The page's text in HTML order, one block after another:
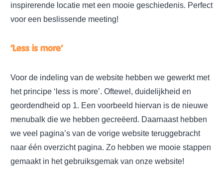
inspirerende locatie met een mooie geschiedenis. Perfect
voor een beslissende meeting!
‘Less is more’
Voor de indeling van de website hebben we gewerkt met
het principe ‘less is more’. Oftewel, duidelijkheid en
geordendheid op 1. Een voorbeeld hiervan is de nieuwe
menubalk die we hebben gecreëerd. Daarnaast hebben
we veel pagina’s van de vorige website teruggebracht
naar één overzicht pagina. Zo hebben we mooie stappen
gemaakt in het gebruiksgemak van onze website!